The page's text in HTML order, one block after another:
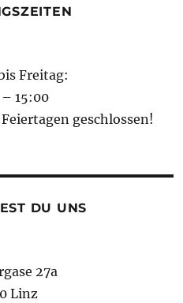
Freitag:
15:00
geschlossen!
DU UNS
27a
Linz